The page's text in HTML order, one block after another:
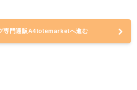
専門通販A4totemarketへ進む